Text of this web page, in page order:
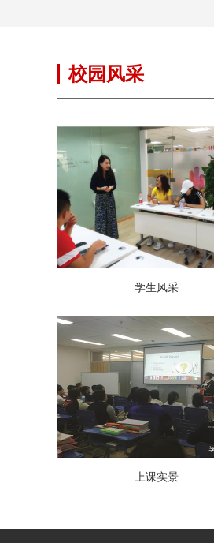
校园风采
学生风采
上课实景